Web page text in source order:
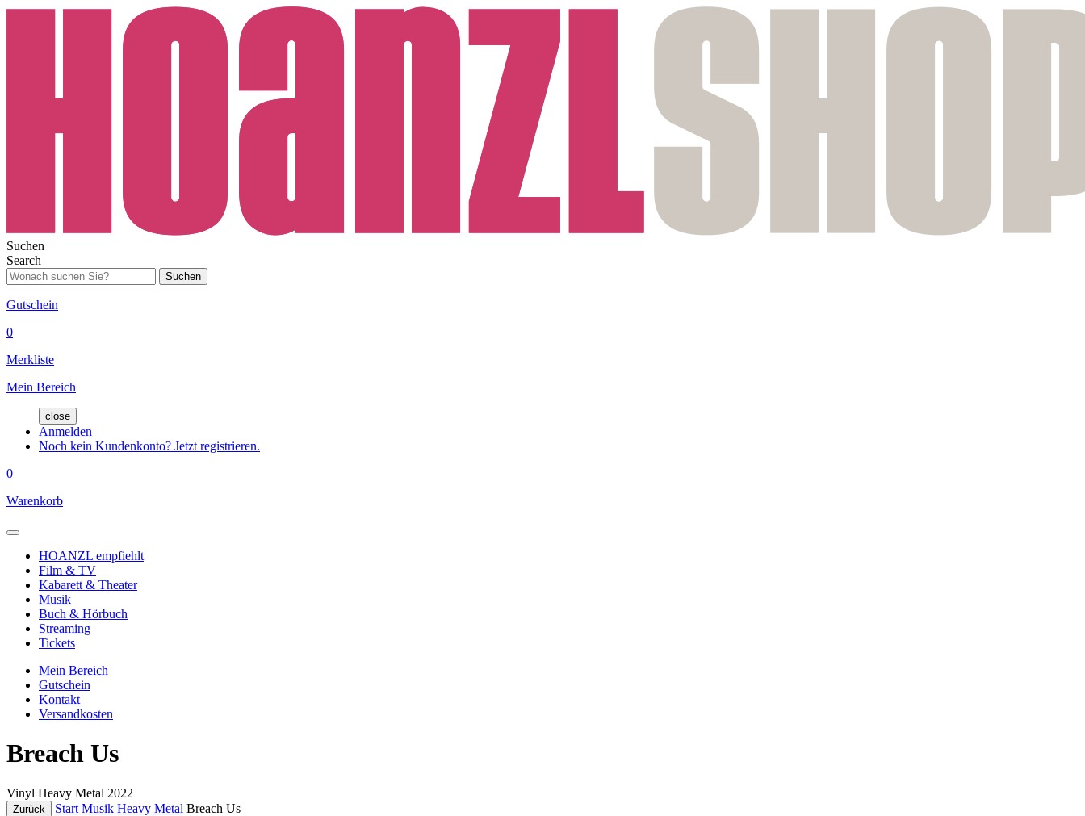
Suchen
Search
Suchen
Gutschein
0
Merkliste
Mein Bereich
close
Anmelden
Noch kein Kundenkonto? Jetzt registrieren.
0
Warenkorb
HOANZL empfiehlt
Film & TV
Kabarett & Theater
Musik
Buch & Hörbuch
Streaming
Tickets
Mein Bereich
Gutschein
Kontakt
Versandkosten
Breach Us
Vinyl Heavy Metal 2022
Zurück Start Musik Heavy Metal Breach Us